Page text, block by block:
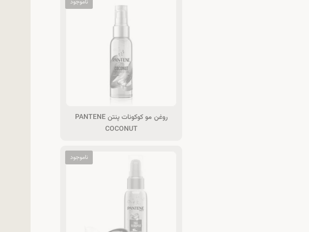
روغن مو کوکونات پنتن PANTENE
COCONUT